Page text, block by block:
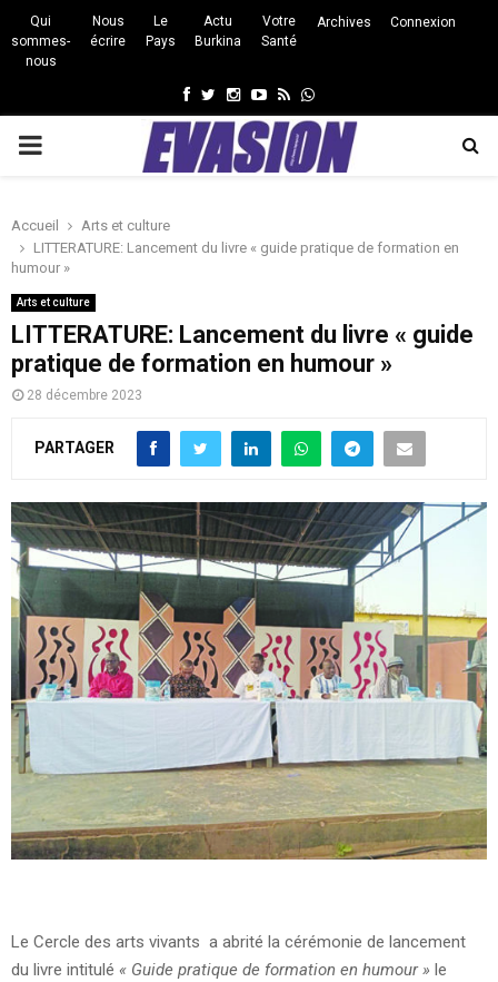
Qui
sommes-
nous
Nous
écrire
Le
Pays
Actu
Burkina
Votre
Santé
Archives Connexion
Facebook
Twitter
Instagram
Youtube
RssWhatsapp
PRIMARY
Accueil
Arts et culture
LITTERATURE: Lancement du livre « guide pratique de formation en
humour »
Arts et culture
LITTERATURE: Lancement du livre « guide
pratique de formation en humour »
28 décembre 2023
PARTAGER
Le Cercle des arts vivants a abrité la cérémonie de lancement
du livre intitulé « Guide pratique de formation en humour » le